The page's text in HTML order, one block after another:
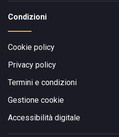
Condizioni
Cookie policy
Privacy policy
Termini e condizioni
Gestione cookie
Accessibilità digitale